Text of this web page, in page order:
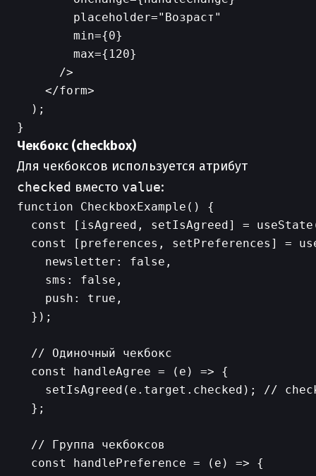
        placeholder="Возраст"
        min={0}
        max={120}
      />
    </form>
  );
Чекбокс (checkbox)
Для чекбоксов используется атрибут
checked вместо value:
function CheckboxExample() {
const [isAgreed, setIsAgreed] =
const [preferences, setPreferences] =
    newsletter: false,
    sms: false,
    push: true,
  });
  // Одиночный чекбокс
  const handleAgree = (e) => {
setIsAgreed(e.target.checked); //
  };
  // Группа чекбоксов
  const handlePreference = (e) => {